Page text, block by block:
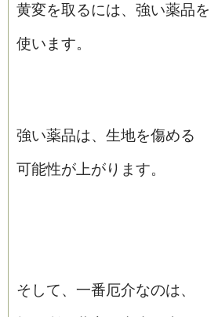
黄変を取るには、強い薬品を
使います。
強い薬品は、生地を傷める
可能性が上がります。
そして、一番厄介なのは、